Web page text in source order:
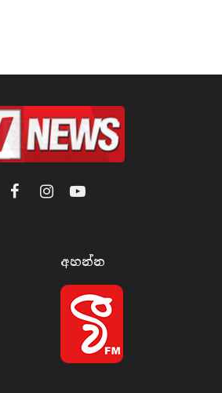
FacebookInstagramYouTube
අහන්​න